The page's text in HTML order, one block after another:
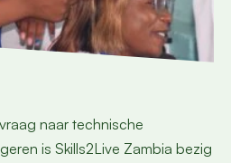
naar technische
is Skills2Live Zambia bezig